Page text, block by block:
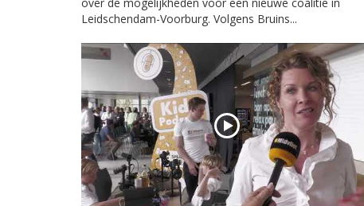
over de mogelijkheden voor een nieuwe coalitie in
Leidschendam-Voorburg. Volgens Bruins...